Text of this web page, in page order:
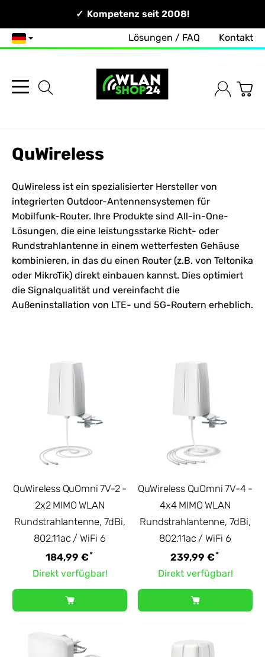
Persönlich & Erreichbar!
Kompetenz seit 2008! Zuverlässig & Schnell!
Deutsch Lösungen / FAQ Kontakt
QuWireless
QuWireless ist ein spezialisierter Hersteller von
integrierten Outdoor-Antennensystemen für
Mobilfunk-Router. Ihre Produkte sind All-in-One-
Lösungen, die eine leistungsstarke Richt- oder
Rundstrahlantenne in einem wetterfesten Gehäuse
kombinieren, in das du einen Router (z.B. von Teltonika
oder MikroTik) direkt einbauen kannst. Dies optimiert
die Signalqualität und vereinfacht die
Außeninstallation von LTE- und 5G-Routern erheblich.
QuWireless QuOmni 7V-2 -
2x2 MIMO WLAN
Rundstrahlantenne, 7dBi,
802.11ac / WiFi 6
184,99 €*
Direkt verfügbar!
QuWireless QuOmni 7V-4 -
4x4 MIMO WLAN
Rundstrahlantenne, 7dBi,
802.11ac / WiFi 6
239,99 €*
Direkt verfügbar!